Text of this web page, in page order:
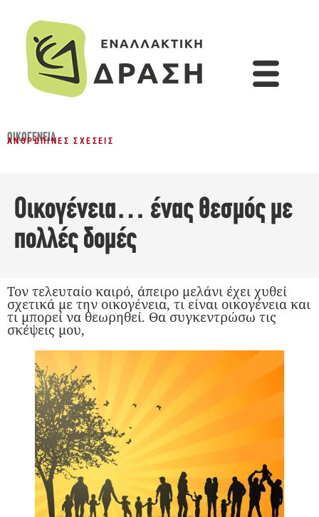
ΟΙΚΟΓΈΝΕΙΑ
ΑΝΘΡΏΠΙΝΕΣ ΣΧΈΣΕΙΣ
Οικογένεια… ένας θεσμός με
πολλές δομές
Τον τελευταίο καιρό, άπειρο μελάνι έχει χυθεί
σχετικά με την οικογένεια, τι είναι οικογένεια και
τι μπορεί να θεωρηθεί. Θα συγκεντρώσω τις
σκέψεις μου,